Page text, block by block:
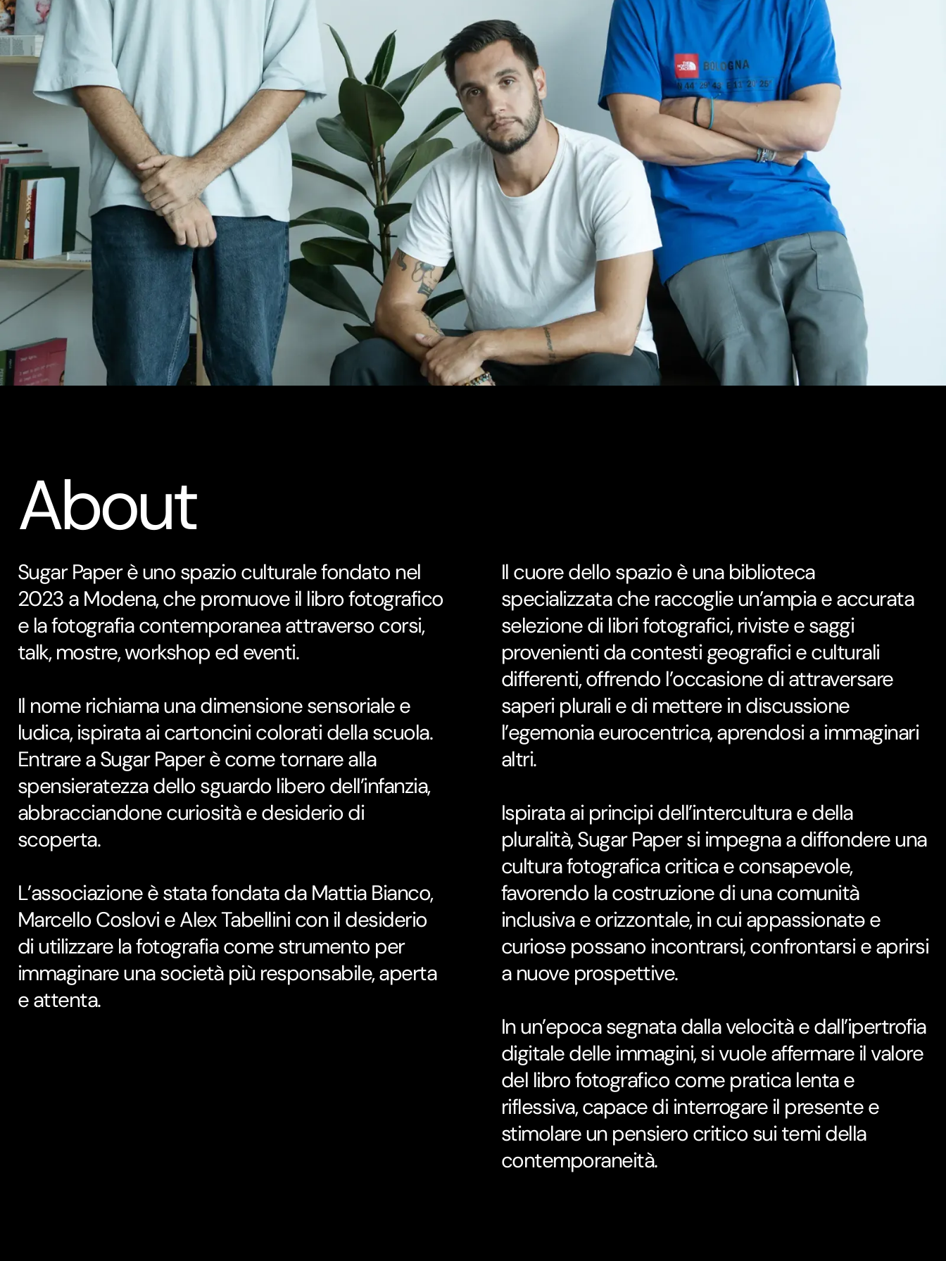
About
Sugar Paper è uno spazio culturale fondato nel
2023 a Modena, che promuove il libro fotografico
e la fotografia contemporanea attraverso corsi,
talk, mostre, workshop ed eventi.
Il nome richiama una dimensione sensoriale e
ludica, ispirata ai cartoncini colorati della scuola.
Entrare a Sugar Paper è come tornare alla
spensieratezza dello sguardo libero dell’infanzia,
abbracciandone curiosità e desiderio di
scoperta.
L’associazione è stata fondata da Mattia Bianco,
Marcello Coslovi e Alex Tabellini con il desiderio
di utilizzare la fotografia come strumento per
immaginare una società più responsabile, aperta
e attenta.
Il cuore dello spazio è una biblioteca
specializzata che raccoglie un’ampia e accurata
selezione di libri fotografici, riviste e saggi
provenienti da contesti geografici e culturali
differenti, offrendo l’occasione di attraversare
saperi plurali e di mettere in discussione
l’egemonia eurocentrica, aprendosi a immaginari
altri.
Ispirata ai principi dell’intercultura e della
pluralità, Sugar Paper si impegna a diffondere una
cultura fotografica critica e consapevole,
favorendo la costruzione di una comunità
inclusiva e orizzontale, in cui appassionatə e
curiosə possano incontrarsi, confrontarsi e aprirsi
a nuove prospettive.
In un’epoca segnata dalla velocità e dall’ipertrofia
digitale delle immagini, si vuole affermare il valore
del libro fotografico come pratica lenta e
riflessiva, capace di interrogare il presente e
stimolare un pensiero critico sui temi della
contemporaneità.